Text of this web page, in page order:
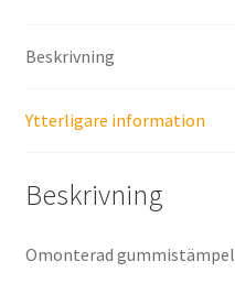
Beskrivning
Ytterligare information
Beskrivning
Omonterad gummistämpel